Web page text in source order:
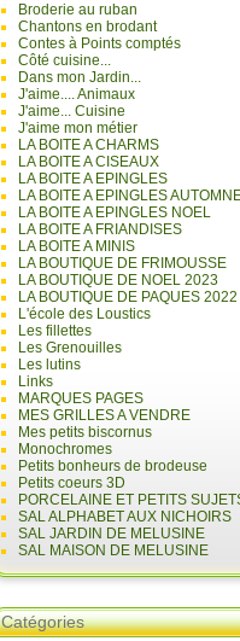
Broderie au ruban
Chantons en brodant
Contes à Points comptés
Côté cuisine...
Dans mon Jardin...
J'aime.... Animaux
J'aime... Cuisine
J'aime mon métier
LA BOITE A CHARMS
LA BOITE A CISEAUX
LA BOITE A EPINGLES
LA BOITE A EPINGLES
LA BOITE A EPINGLES NOEL
LA BOITE A FRIANDISES
LA BOITE A MINIS
LA BOUTIQUE DE FRIMOUSSE
LA BOUTIQUE DE NOEL 2023
LA BOUTIQUE DE PAQUES 2022
L'école des Loustics
Les fillettes
Les Grenouilles
Les lutins
Links
MARQUES PAGES
MES GRILLES A VENDRE
Mes petits biscornus
Monochromes
Petits bonheurs de brodeuse
Petits coeurs 3D
PORCELAINE ET PETITS
SAL ALPHABET AUX NICHOIRS
SAL JARDIN DE MELUSINE
SAL MAISON DE MELUSINE
Catégories